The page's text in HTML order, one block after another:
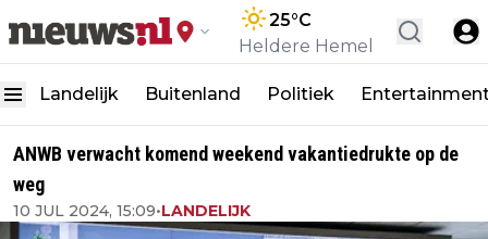
25°C
Heldere Hemel
Landelijk Buitenland Politiek
ANWB verwacht komend weekend vakantiedrukte op de
weg
10 JUL 2024, 15:09•LANDELIJK